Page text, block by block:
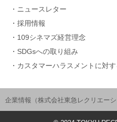
ニュースレター
採用情報
109シネマズ経営理念
SDGsへの取り組み
カスタマーハラスメントに対
企業情報（株式会社東急レクリエーシ